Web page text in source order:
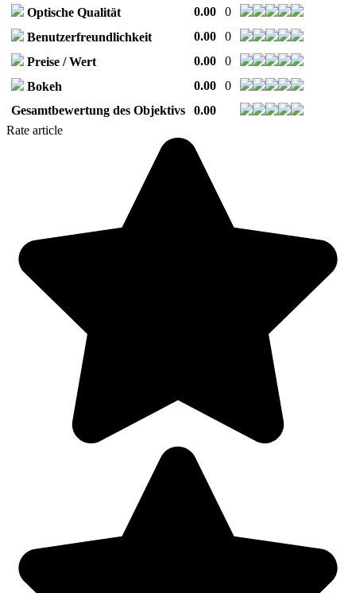
Optische Qualität
0.00
0
Benutzerfreundlichkeit
0.00
0
Preise / Wert
0.00
0
Bokeh
0.00
0
Gesamtbewertung des Objektivs
0.00
Rate article